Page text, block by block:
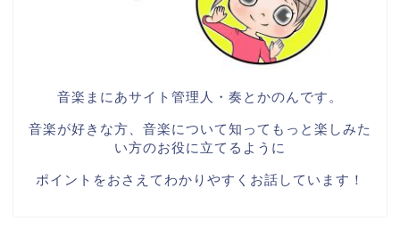
音楽まにあサイト管理人・奏とかのんです。
音楽が好きな方、音楽について知ってもっと楽しみた
い方のお役に立てるように
ポイントをおさえてわかりやすくお話しています！